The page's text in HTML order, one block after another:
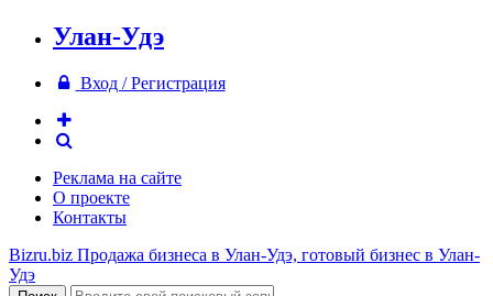
Улан-Удэ
Вход / Регистрация
Реклама на сайте
О проекте
Контакты
Bizru.biz Продажа бизнеса в Улан-Удэ, готовый бизнес в Улан-
Удэ